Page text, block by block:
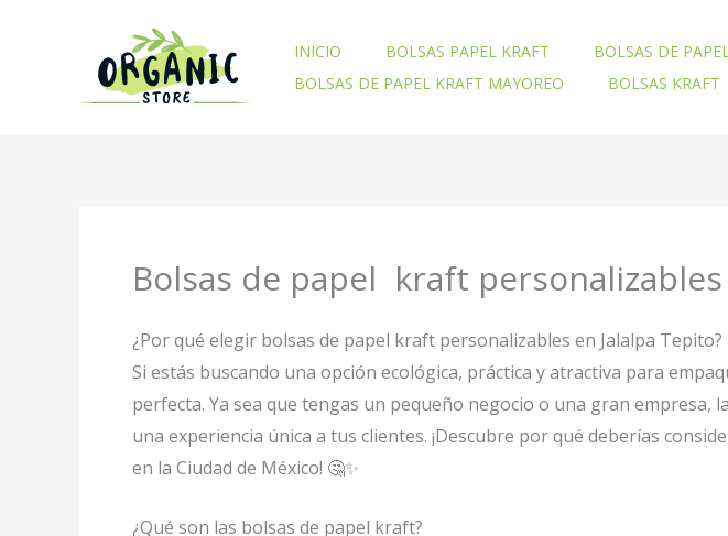
INICIO BOLSAS PAPEL KRAFT BOLSAS DE
BOLSAS DE PAPEL KRAFT MAYOREO
BOLSAS KRAFT
Bolsas de papel kraft
¿Por qué elegir bolsas de papel kraft personalizables en Jalalpa
Si estás buscando una opción ecológica, práctica y atractiva para
perfecta. Ya sea que tengas un pequeño negocio o una gran
una experiencia única a tus clientes. ¡Descubre por qué deberías
en la Ciudad de México! 🤔✨
¿Qué son las bolsas de papel kraft?